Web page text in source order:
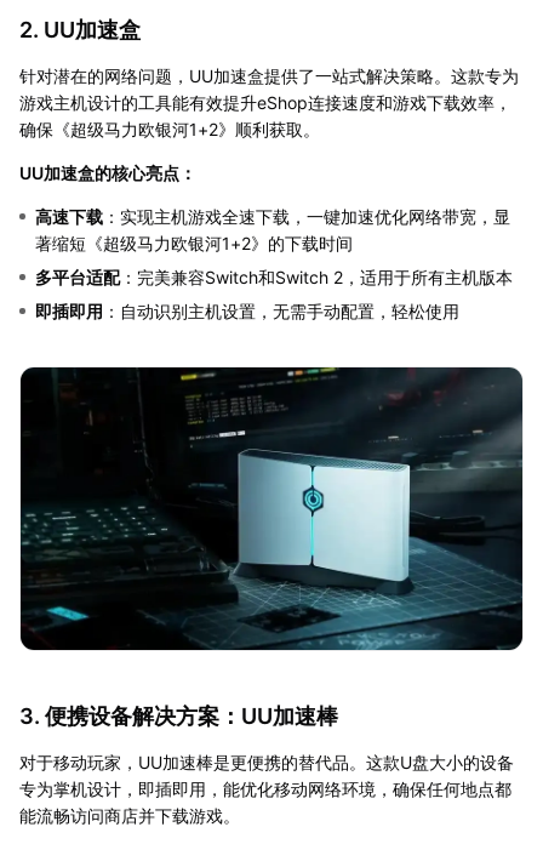
2. UU加速盒
针对潜在的网络问题，UU加速盒提供了一站式解决策略。这款专为
游戏主机设计的工具能有效提升eShop连接速度和游戏下载效率，
确保《超级马力欧银河1+2》顺利获取。
UU加速盒的核心亮点：
高速下载 ：实现主机游戏全速下载，一键加速优化网络带宽，显
著缩短《超级马力欧银河1+2》的下载时间
多平台适配：完美兼容Switch和Switch 2，适用于所有主机版本
即插即用 ：自动识别主机设置，无需手动配置，轻松使用
3. 便携设备解决方案：UU加速棒
对于移动玩家，UU加速棒是更便携的替代品。这款U盘大小的设备
专为掌机设计，即插即用，能优化移动网络环境，确保任何地点都
能流畅访问商店并下载游戏。